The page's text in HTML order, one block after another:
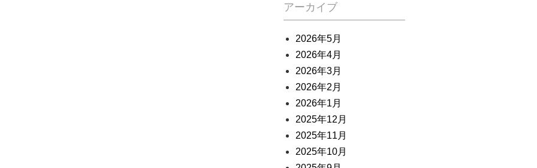
アーカイブ
2026年5月
2026年4月
2026年3月
2026年2月
2026年1月
2025年12月
2025年11月
2025年10月